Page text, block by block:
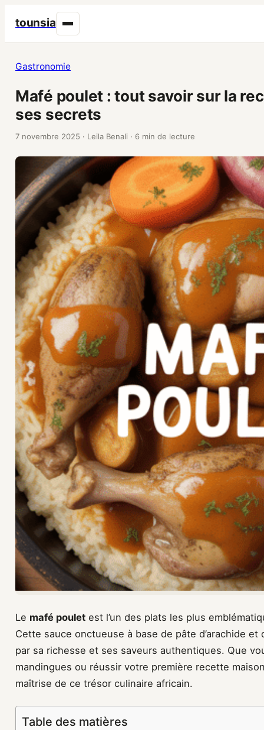
tounsia
Gastronomie
Mafé poulet : tout savoir sur la
ses secrets
7 novembre 2025 · Leila Benali · 6 min de lecture
Le mafé poulet est l’un des plats les plus
Cette sauce onctueuse à base de pâte d’arachide
par sa richesse et ses saveurs authentiques. Que
mandingues ou réussir votre première recette
maîtrise de ce trésor culinaire africain.
Table des matières